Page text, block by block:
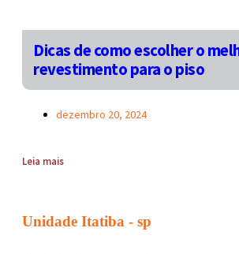
Dicas de como escolher o
revestimento para o piso
dezembro 20, 2024
Leia mais
Unidade Itatiba - sp